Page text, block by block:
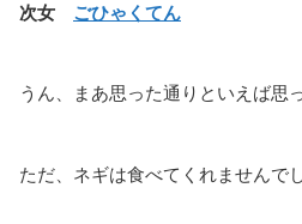
次女 ごひゃくてん
うん、まあ思った通りといえば思
ただ、ネギは食べてくれませんでし